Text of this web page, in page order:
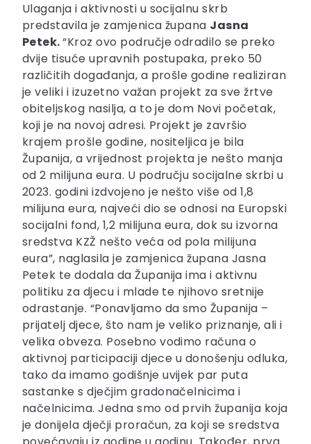
Ulaganja i aktivnosti u socijalnu skrb
predstavila je zamjenica župana Jasna
Petek.“Kroz ovo područje odradilo se preko
dvije tisuće upravnih postupaka, preko 50
različitih događanja, a prošle godine realiziran
je veliki i izuzetno važan projekt za sve žrtve
obiteljskog nasilja, a to je dom Novi početak,
koji je na novoj adresi. Projekt je završio
krajem prošle godine, nositeljica je bila
Županija, a vrijednost projekta je nešto manja
od 2 milijuna eura. U području socijalne skrbi u
2023. godini izdvojeno je nešto više od 1,8
milijuna eura, najveći dio se odnosi na Europski
socijalni fond, 1,2 milijuna eura, dok su izvorna
sredstva KZŽ nešto veća od pola milijuna
eura”, naglasila je zamjenica župana Jasna
Petek te dodala da Županija ima i aktivnu
politiku za djecu i mlade te njihovo sretnije
odrastanje. “Ponavljamo da smo Županija –
prijatelj djece, što nam je veliko priznanje, ali i
velika obveza. Posebno vodimo računa o
aktivnoj participaciji djece u donošenju odluka,
tako da imamo godišnje uvijek par puta
sastanke s dječjim gradonačelnicima i
načelnicima. Jedna smo od prvih županija koja
je donijela dječji proračun, za koji se sredstva